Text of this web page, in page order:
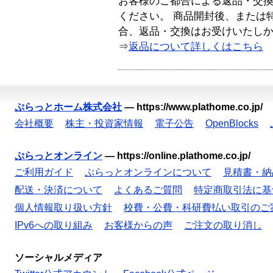
ください。 商品開封後、または
合、返品・交換はお受けいたし
⇒返品について詳しくはこちら
ぷらっとホーム株式会社 — https://www.plathome.co.jp/
会社概要
株主・投資家情報 電子公告 OpenBlocks
ぷらっとオンライン — https://online.plathome.co.jp/
ご利用ガイド
ぷらっとオンラインについて
見積書・
配送・決済について
よくあるご質問
特定商取引法に
個人情報取り扱い方針
校費・公費・科研費払い取引のご
IPv6への取り組み
お客様からの声 ご注文の取り消し
ソーシャルメディア